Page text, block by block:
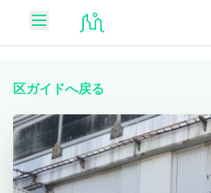
区ガイドへ戻る